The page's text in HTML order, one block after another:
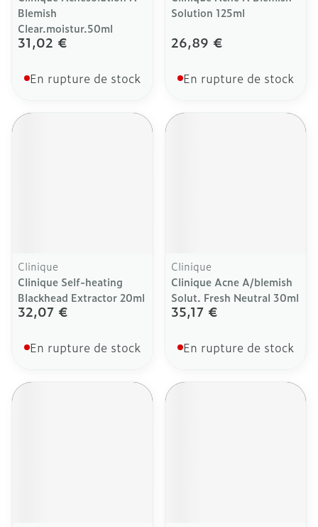
Blemish
Clear.moistur.50ml
31,02 €
En rupture de stock
Solution 125ml
26,89 €
En rupture de stock
Clinique
Clinique Self-heating
Blackhead Extractor 20ml
32,07 €
En rupture de stock
Clinique
Clinique Acne A/blemish
Solut. Fresh Neutral 30ml
35,17 €
En rupture de stock